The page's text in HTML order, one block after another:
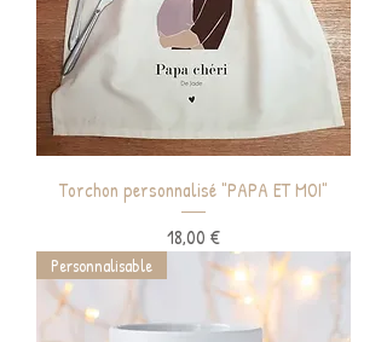
Torchon personnalisé "PAPA ET MOI"
Prix
18,00 €
Personnalisable